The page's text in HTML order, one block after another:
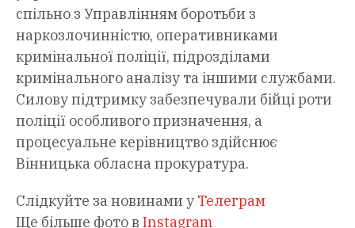
спільно з Управлінням боротьби з
наркозлочинністю, оперативниками
кримінальної поліції, підрозділами
кримінального аналізу та іншими службами.
Силову підтримку забезпечували бійці роти
поліції особливого призначення, а
процесуальне керівництво здійснює
Вінницька обласна прокуратура.
Слідкуйте за новинами у Телеграм
Ще більше фото в Instagram